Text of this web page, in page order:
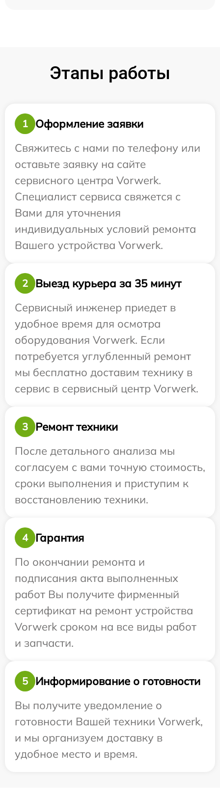
Этапы работы
1
Оформление заявки
Свяжитесь с нами по телефону или
оставьте заявку на сайте
сервисного центра Vorwerk.
Специалист сервиса свяжется с
Вами для уточнения
индивидуальных условий ремонта
Вашего устройства Vorwerk.
2
Выезд курьера за 35 минут
Сервисный инженер приедет в
удобное время для осмотра
оборудования Vorwerk. Если
потребуется углубленный ремонт
мы бесплатно доставим технику в
сервис в сервисный центр Vorwerk.
3
Ремонт техники
После детального анализа мы
согласуем с вами точную стоимость,
сроки выполнения и приступим к
восстановлению техники.
4
Гарантия
По окончании ремонта и
подписания акта выполненных
работ Вы получите фирменный
сертификат на ремонт устройства
Vorwerk сроком на все виды работ
и запчасти.
5
Информирование о готовности
Вы получите уведомление о
готовности Вашей техники Vorwerk,
и мы организуем доставку в
удобное место и время.